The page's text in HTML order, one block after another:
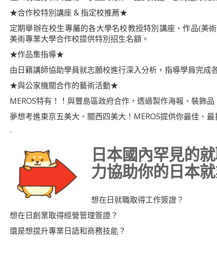
★合作校特別講座 & 指定校推薦★
定期舉辦在校生專屬的各大學名校教授特別講座、作品(美
美術專業大學合作校提供特別招生名額。
★作品集指導★
由日籍講師協助學員就志願校進行深入分析，指導學員完
★與公家機關合作的藝術活動★
MEROS特有！！與豐島區政府合作，透過製作海報、裝飾
夢想考進東京五美大、關西四美大！MEROS提供你最佳、
-
日本國內罕見的
力協助你的日本
想在日就職取得工作簽證？
想在日創業取得經營管理簽證？
還是想提升專業日語和商務技能？